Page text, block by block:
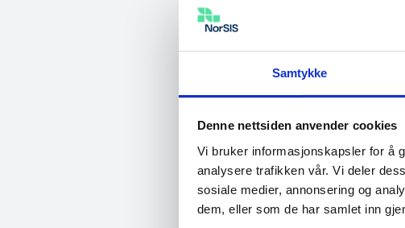
Samtykke
Denne nettsiden anvender cookies
Vi bruker informasjonskapsler for å
analysere trafikken vår. Vi deler
sosiale medier, annonsering og
dem, eller som de har samlet inn